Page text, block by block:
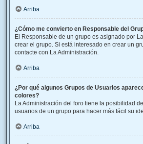
Arriba
¿Cómo me convierto en Responsable del
El Responsable de un grupo es asignado por
crear el grupo. Si está interesado en crear un
contacte con La Administración.
Arriba
¿Por qué algunos Grupos de Usuarios
colores?
La Administración del foro tiene la posibilidad
usuarios de un grupo para hacer más fácil su
Arriba